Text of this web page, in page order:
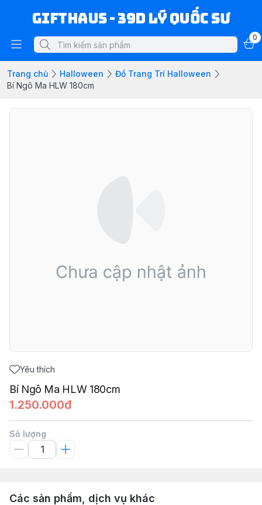
Gifthaus - 39D Lý Quốc Sư
0
Trang chủ Halloween
Đồ Trang Trí Halloween
Bí Ngô Ma HLW 180cm
Yêu thích
Bí Ngô Ma HLW 180cm
1.250.000đ
Số lượng
Các sản phẩm, dịch vụ khác